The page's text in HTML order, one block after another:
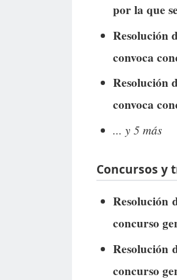
por la que
Resolución
convoca
Resolución
convoca
... y 5 más
Concursos y
Resolución
concurso
Resolución
concurso